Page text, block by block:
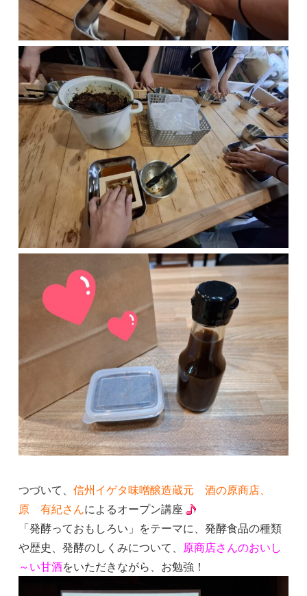
つづいて、信州イゲタ味噌醸造蔵元 酒の原商店、
原 有紀さん によるオープン講座
「発酵っておもしろい」をテーマに、発酵食品の種類
や歴史、発酵のしくみについて、 原商店さんのおいし
～い甘酒をいただきながら、お勉強！